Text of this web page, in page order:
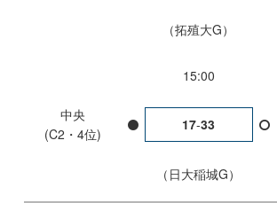
拓殖大G
15:00
中央
(C2・4位)
17-33
日大稲城G